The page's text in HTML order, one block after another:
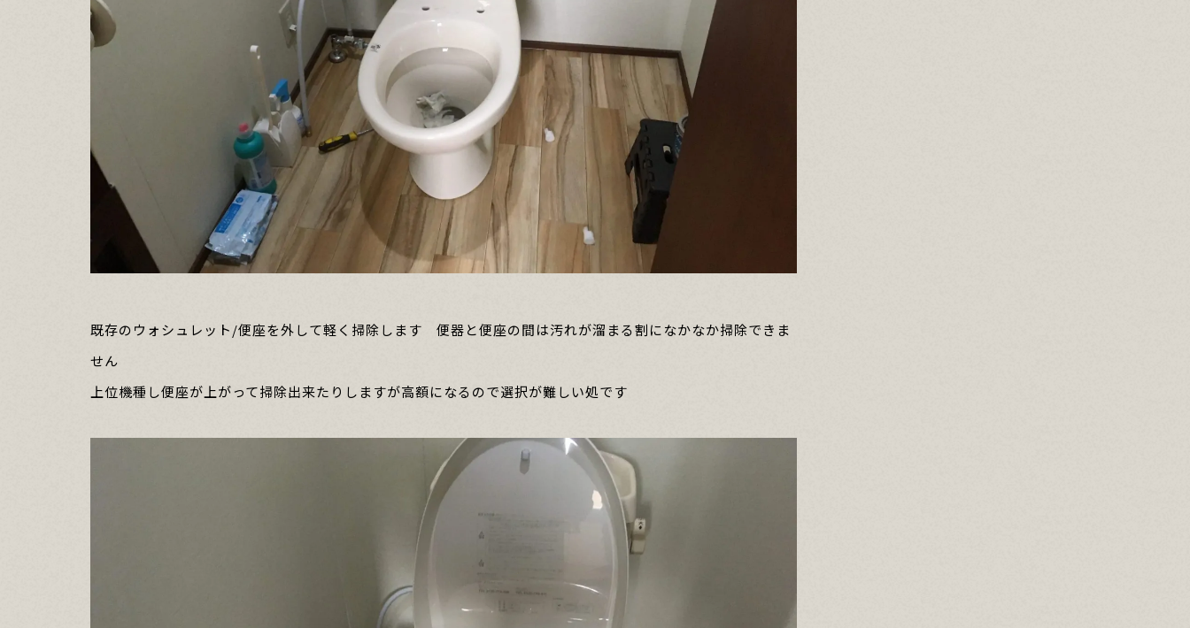
既存のウォシュレット/便座を外して軽く掃除します 便器と便座の間は汚れが溜まる割になかなか掃除できま
せん
上位機種し便座が上がって掃除出来たりしますが高額になるので選択が難しい処です